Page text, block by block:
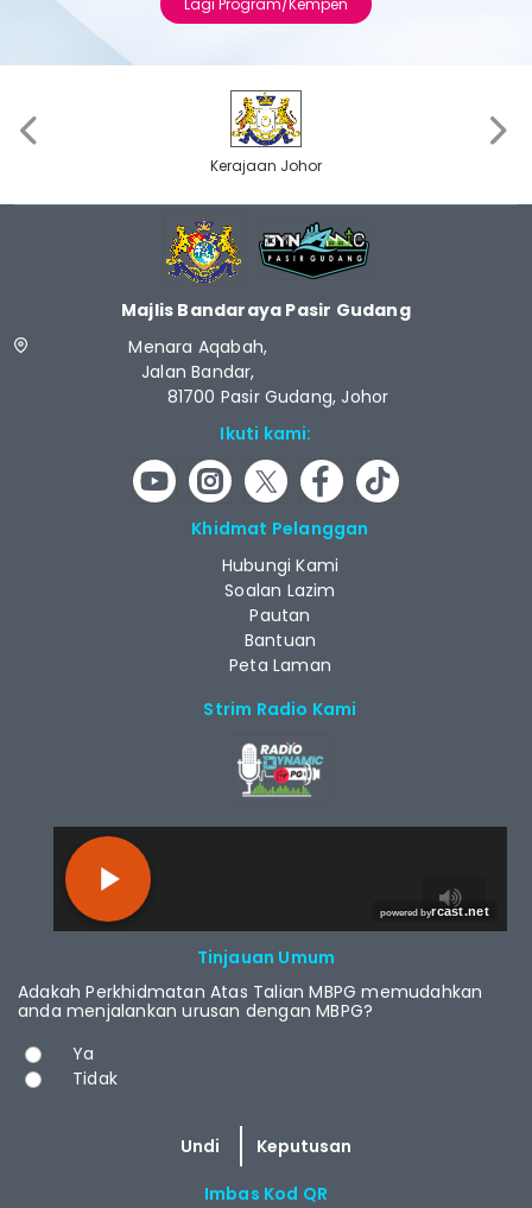
Lagi Program/Kempen
Kerajaan Johor
Majlis Bandaraya Pasir Gudang
Menara Aqabah,
Jalan Bandar,
81700 Pasir Gudang, Johor
Ikuti kami:
Khidmat Pelanggan
Hubungi Kami
Soalan Lazim
Pautan
Bantuan
Peta Laman
Strim Radio Kami
Tinjauan Umum
Adakah Perkhidmatan Atas Talian MBPG memudahkan
anda menjalankan urusan dengan MBPG?
Pilihan
Ya
Tidak
Imbas Kod QR